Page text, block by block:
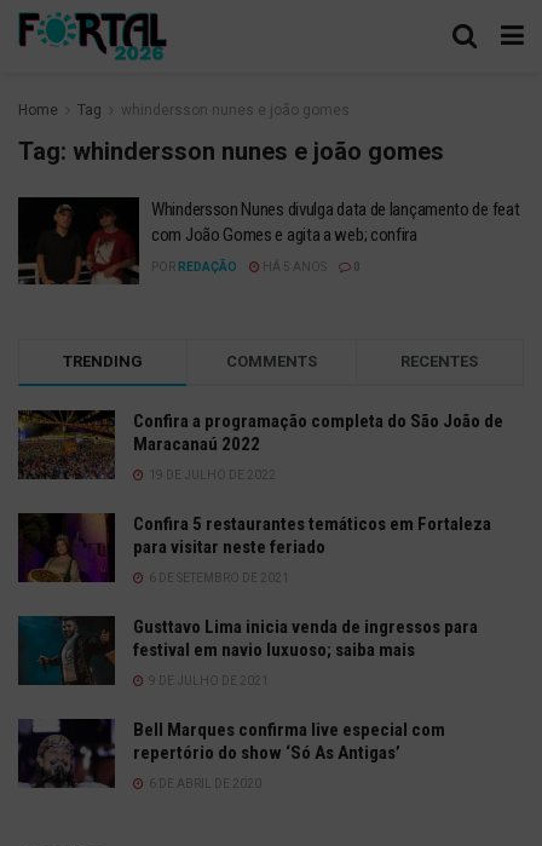
Home Tag whindersson nunes e joão gomes
Tag: whindersson nunes e joão gomes
Whindersson Nunes divulga data de lançamento de feat
com João Gomes e agita a web; confira
POR REDAÇÃO HÁ 5 ANOS
TRENDING COMMENTS RECENTES
Confira a programação completa do São João de
Maracanaú 2022
19 DE JULHO DE 2022
Confira 5 restaurantes temáticos em Fortaleza
para visitar neste feriado
6 DE SETEMBRO DE 2021
Gusttavo Lima inicia venda de ingressos para
festival em navio luxuoso; saiba mais
9 DE JULHO DE 2021
Bell Marques confirma live especial com
repertório do show ‘Só As Antigas’
6 DE ABRIL DE 2020